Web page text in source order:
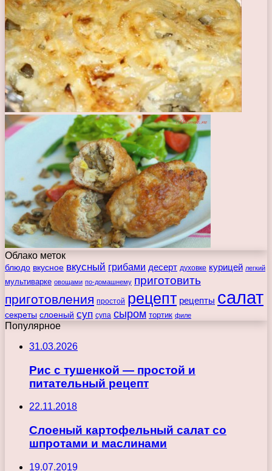
Облако меток
блюдо вкусное вкусный грибами десерт духовке курицей легкий
мультиварке овощами по-домашнему приготовить
приготовления простой рецепт рецепты салат
секреты слоеный суп супа сыром тортик филе
Популярное
31.03.2026
Рис с тушенкой — простой и
питательный рецепт
22.11.2018
Слоеный картофельный салат со
шпротами и маслинами
19.07.2019